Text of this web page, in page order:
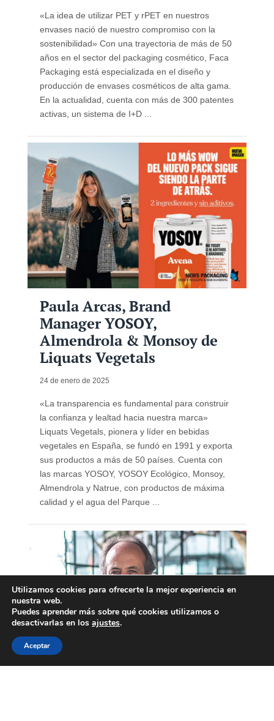
«La idea de utilizar PET y rPET en nuestros
envases nació de nuestro compromiso con la
sostenibilidad» Con una trayectoria de más de 50
años en el sector del packaging cosmético, Faca
Packaging está especializada en el diseño y
producción de envases cosméticos de alta gama.
En la actualidad, cuenta con más de 300 patentes
activas, un sistema de I+D ...
Paula Arcas, Brand
Manager YOSOY,
Almendrola & Monsoy de
Liquats Vegetals
24 de enero de 2025
«La transparencia es fundamental para construir
la confianza y lealtad hacia nuestra marca»
Liquats Vegetals, pionera y líder en bebidas
vegetales en España, se fundó en 1991 y exporta
sus productos a más de 50 países. Cuenta con
las marcas YOSOY, YOSOY Ecológico, Monsoy,
Almendrola y Natrue, con productos de máxima
calidad y el agua del Parque ...
Utilizamos cookies para ofrecerte la mejor experiencia en
nuestra web.
Puedes aprender más sobre qué cookies utilizamos o
desactivarlas en los ajustes.
Aceptar